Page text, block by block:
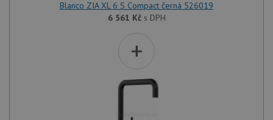
Blanco ZIA XL 6 S Compact černá 526019
6 561 Kčs DPH
+